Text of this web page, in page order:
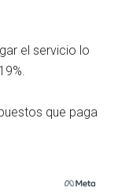
el servicio lo
que paga